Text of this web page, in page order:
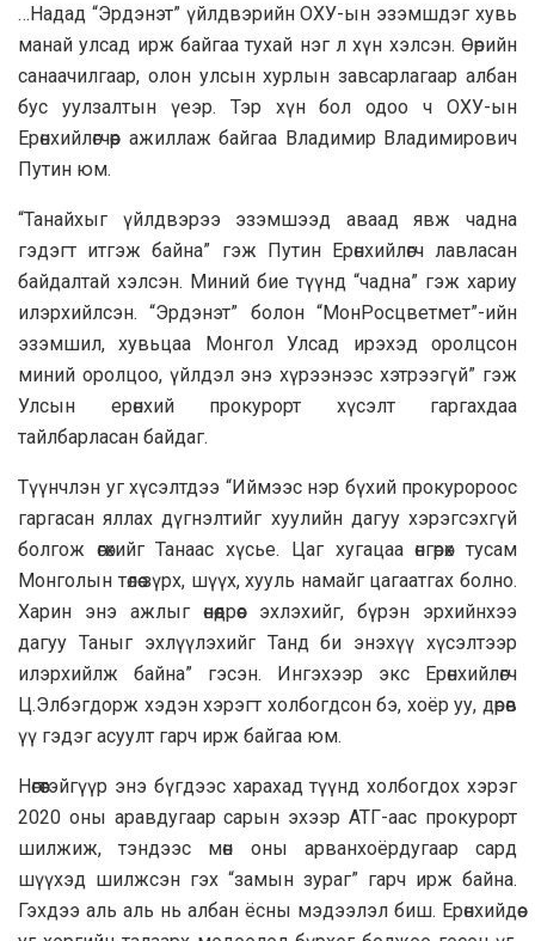
…Надад “Эрдэнэт” үйлдвэрийн ОХУ-ын эзэмшдэг хувь
манай улсад ирж байгаа тухай нэг л хүн хэлсэн. Өөрийн
санаачилгаар, олон улсын хурлын завсарлагаар албан
бус уулзалтын үеэр. Тэр хүн бол одоо ч ОХУ-ын
Ерөнхийлөгчөөр ажиллаж байгаа Владимир Владимирович
Путин юм.
“Танайхыг үйлдвэрээ эзэмшээд аваад явж чадна
гэдэгт итгэж байна” гэж Путин Ерөнхийлөгч лавласан
байдалтай хэлсэн. Миний бие түүнд “чадна” гэж хариу
илэрхийлсэн. “Эрдэнэт” болон “МонРосцветмет”-ийн
эзэмшил, хувьцаа Монгол Улсад ирэхэд оролцсон
миний оролцоо, үйлдэл энэ хүрээнээс хэтрээгүй” гэж
Улсын ерөнхий прокурорт хүсэлт гаргахдаа
тайлбарласан байдаг.
Түүнчлэн уг хүсэлтдээ “Иймээс нэр бүхий прокуророос
гаргасан яллах дүгнэлтийг хуулийн дагуу хэрэгсэхгүй
болгож өгөхийг Танаас хүсье. Цаг хугацаа өнгөрөх тусам
Монголын төлөө зүрх, шүүх, хууль намайг цагаатгах болно.
Харин энэ ажлыг өнөөдрөөс эхлэхийг, бүрэн эрхийнхээ
дагуу Таныг эхлүүлэхийг Танд би энэхүү хүсэлтээр
илэрхийлж байна” гэсэн. Ингэхээр экс Ерөнхийлөгч
Ц.Элбэгдорж хэдэн хэрэгт холбогдсон бэ, хоёр уу, дөрөв
үү гэдэг асуулт гарч ирж байгаа юм.
Нөгөөтэйгүүр энэ бүгдээс харахад түүнд холбогдох хэрэг
2020 оны аравдугаар сарын эхээр АТГ-аас прокурорт
шилжиж, тэндээс мөн оны арванхоёрдугаар сард
шүүхэд шилжсэн гэх “замын зураг” гарч ирж байна.
Гэхдээ аль аль нь албан ёсны мэдээлэл биш. Ерөнхийдөө